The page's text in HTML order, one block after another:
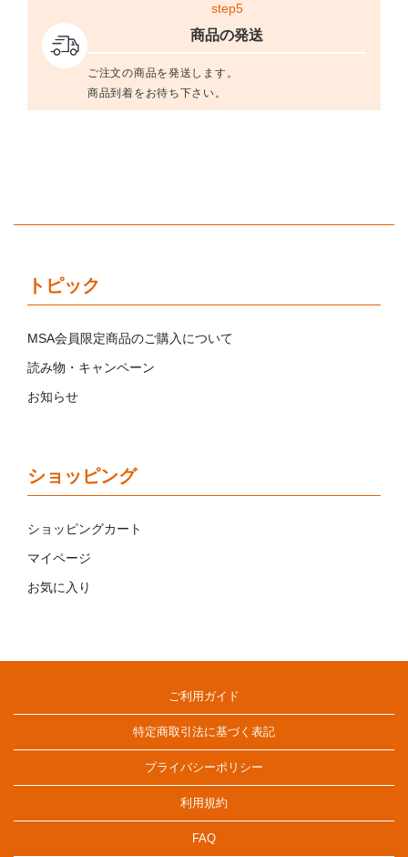
step5
商品の発送
ご注文の商品を発送します。
商品到着をお待ち下さい。
トピック
MSA会員限定商品のご購入について
読み物・キャンペーン
お知らせ
ショッピング
ショッピングカート
マイページ
お気に入り
ご利用ガイド
特定商取引法に基づく表記
プライバシーポリシー
利用規約
FAQ